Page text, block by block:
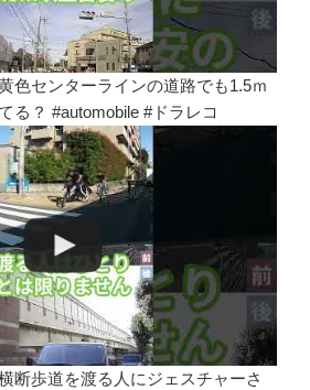
色センターラインの道路でも1.5ｍ
る？ #automobile #ドラレコ
断歩道を渡る人にジェスチャーさ